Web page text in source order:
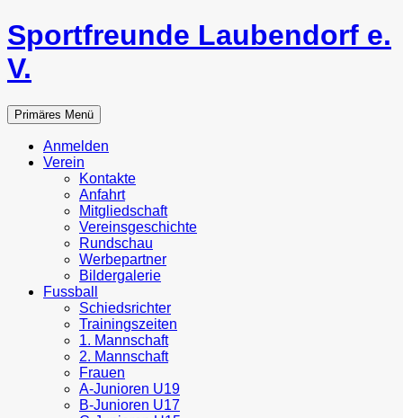
Zum
Inhalt
springen
Sportfreunde Laubendorf e.
V.
Suchen
Primäres Menü
Anmelden
Verein
Kontakte
Anfahrt
Mitgliedschaft
Vereinsgeschichte
Rundschau
Werbepartner
Bildergalerie
Fussball
Schiedsrichter
Trainingszeiten
1. Mannschaft
2. Mannschaft
Frauen
A-Junioren U19
B-Junioren U17